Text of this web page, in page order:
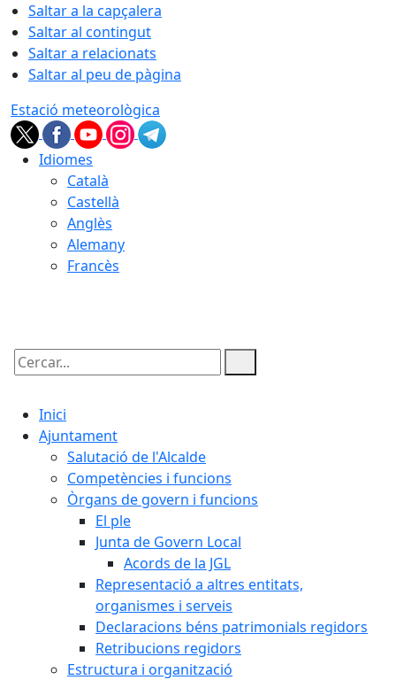
Saltar a la capçalera
Saltar al contingut
Saltar a relacionats
Saltar al peu de pàgina
Estació meteorològica
Idiomes
Català
Castellà
Anglès
Alemany
Francès
Cercar:
Inici
Ajuntament
Salutació de l'Alcalde
Competències i funcions
Òrgans de govern i funcions
El ple
Junta de Govern Local
Acords de la JGL
Representació a altres entitats,
organismes i serveis
Declaracions béns patrimonials regidors
Retribucions regidors
Estructura i organització